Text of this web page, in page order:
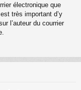
électronique que
très important d’y
l’auteur du courrier